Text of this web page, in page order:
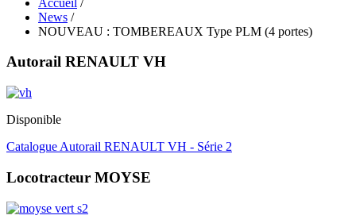
News /
NOUVEAU : TOMBEREAUX Type PLM (4 portes)
Autorail RENAULT VH
Disponible
Catalogue Autorail RENAULT VH - Série 2
Locotracteur MOYSE